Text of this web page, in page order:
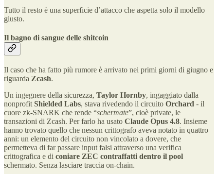
Tutto il resto è una superficie d’attacco che aspetta solo il modello
giusto.
Il bagno di sangue delle shitcoin
Il caso che ha fatto più rumore è arrivato nei primi giorni di giugno e
riguarda Zcash.
Un ingegnere della sicurezza, Taylor Hornby, ingaggiato dalla
nonprofit Shielded Labs, stava rivedendo il circuito Orchard - il
cuore zk-SNARK che rende “schermate”, cioè private, le
transazioni di Zcash. Per farlo ha usato Claude Opus 4.8. Insieme
hanno trovato quello che nessun crittografo aveva notato in quattro
anni: un elemento del circuito non vincolato a dovere, che
permetteva di far passare input falsi attraverso una verifica
crittografica e di coniare ZEC contraffatti dentro il pool
schermato. Senza lasciare traccia on-chain.